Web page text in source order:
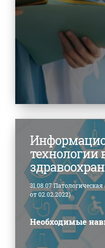
технологии
31.08.07
от 02.02.2022)
Необходимые